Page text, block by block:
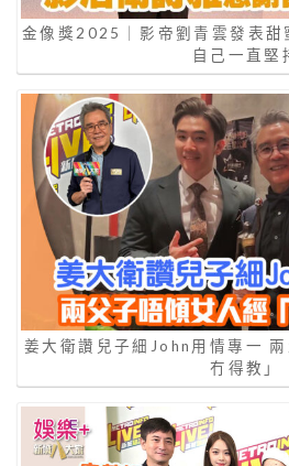
金像獎2025｜影帝劉青雲發表甜
自己一直堅
姜大衛讚兒子細John用情專一
冇得教」